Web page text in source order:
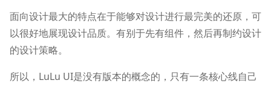
面向设计最大的特点在于能够对设计进行最完美的还原，可
以很好地展现设计品质。有别于先有组件，然后再制约设计
的设计策略。
所以，LuLu UI是没有版本的概念的，只有一条核心线自己